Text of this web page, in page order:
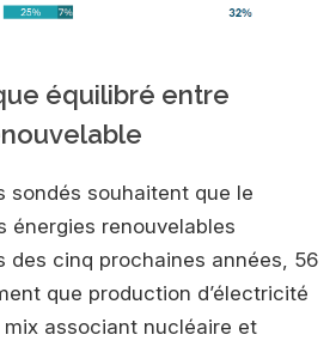
équilibré entre
sondés souhaitent que le
énergies renouvelables
des cinq prochaines années, 56
que production d’électricité
associant nucléaire et